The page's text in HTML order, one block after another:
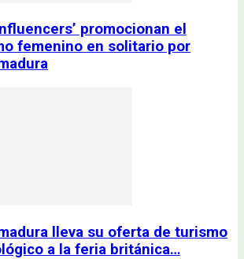
promocionan el
femenino en solitario por
lleva su oferta de turismo
a la feria británica…